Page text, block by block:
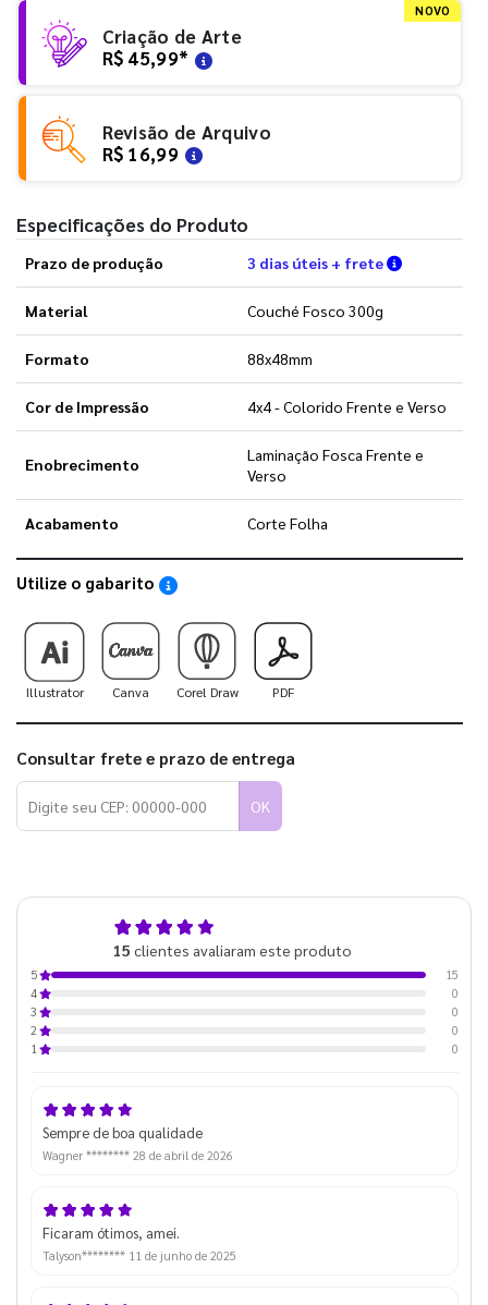
NOVO
Criação de Arte
R$ 45,99*
Revisão de Arquivo
R$ 16,99
Especificações do Produto
Prazo de produção 3 dias úteis + frete Verifique
Material Couché Fosco 300g
Formato 88x48mm
Cor de Impressão 4x4 - Colorido Frente e Verso
Enobrecimento
Laminação Fosca Frente e
Verso
Acabamento Corte Folha
Utilize o gabarito Saiba como utilizar os nossos gabaritos
Illustrator Canva Corel Draw PDF
Consultar frete e prazo de entrega
OK
15 clientes avaliaram este produto
5
15
4
0
3
0
2
0
1
0
Sempre de boa qualidade
Wagner ******** 28 de abril de 2026
Ficaram ótimos, amei.
Talyson******** 11 de junho de 2025